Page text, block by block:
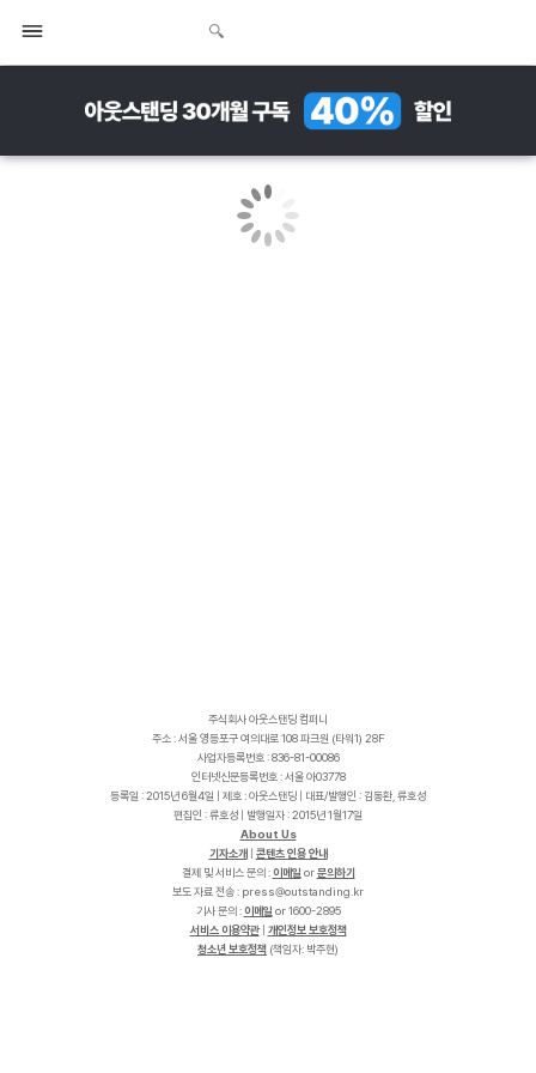
주식회사 아웃스탠딩 컴퍼니
주소 : 서울 영등포구 여의대로 108 파크원 (타워1) 28F
사업자등록번호 : 836-81-00086
인터넷신문등록번호 : 서울 아03778
등록일 : 2015년 6월4일 | 제호 : 아웃스탠딩 | 대표/발행인 : 김동환, 류호성
편집인 : 류호성 | 발행일자 : 2015년 1월17일
About Us
기자소개
콘텐츠 인용 안내
결제 및 서비스 문의 : 이메일 or문의하기
보도 자료 전송 :
r
k
.
g
n
i
d
n
a
t
s
t
u
o
@
s
s
e
r
p
기사 문의 : 이메일 or 1600-2895
서비스 이용약관| 개인정보 보호정책
청소년 보호정책 (책임자: 박주현)